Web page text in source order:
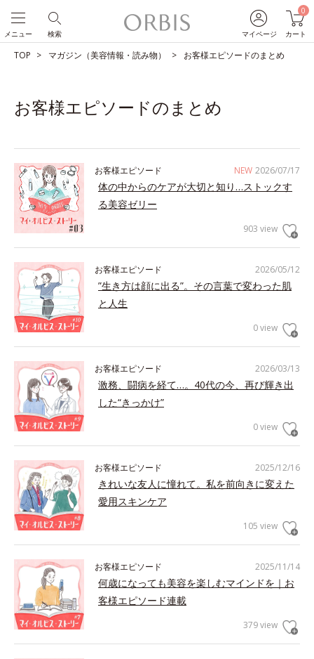
マイページ
0
カート
検索
メニュー
TOP マガジン（美容情報・読み物） お客様エピソードのまとめ
お客様エピソードのまとめ
NEW 2026/07/17
お客様エピソード
体の中からのケアが大切と知り…ストックす
る美容ゼリー
903 view
2026/05/12
お客様エピソード
”生き方は顔に出る”。その言葉で変わった肌
と人生
0 view
2026/03/13
お客様エピソード
激務、闘病を経て…。40代の今、再び輝き出
した“きっかけ”
0 view
2025/12/16
お客様エピソード
きれいな友人に憧れて。私を前向きに変えた
愛用スキンケア
105 view
2025/11/14
お客様エピソード
何歳になっても美容を楽しむマインドを｜お
客様エピソード連載
379 view